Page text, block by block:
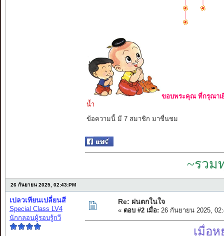
ขอบพระคุณ ที่กรุณาเ
น้ำ
ข้อความนี้ มี 7 สมาชิก มาชื่นชม
~รวม
26 กันยายน 2025, 02:43:PM
เปลวเทียนเปลี่ยนสี
Special Class LV4
นักกลอนผู้รอบรู้กวี
Re: ฝนตกในใจ
« ตอบ #2 เมื่อ: 26 กันยายน 2025,
เมื่อ